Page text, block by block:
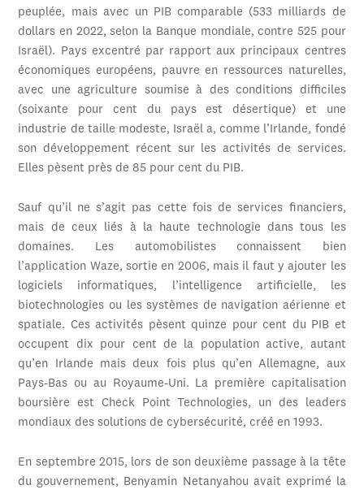
peuplée, mais avec un PIB comparable (533 milliards de
dollars en 2022, selon la Banque mondiale, contre 525 pour
Israël). Pays excentré par rapport aux principaux centres
économiques européens, pauvre en ressources naturelles,
avec une agriculture soumise à des conditions difficiles
(soixante pour cent du pays est désertique) et une
industrie de taille modeste, Israël a, comme l’Irlande, fondé
son développement récent sur les activités de services.
Elles pèsent près de 85 pour cent du PIB.
Sauf qu’il ne s’agit pas cette fois de services financiers,
mais de ceux liés à la haute technologie dans tous les
domaines. Les automobilistes connaissent bien
l’application Waze, sortie en 2006, mais il faut y ajouter les
logiciels informatiques, l’intelligence artificielle, les
biotechnologies ou les systèmes de navigation aérienne et
spatiale. Ces activités pèsent quinze pour cent du PIB et
occupent dix pour cent de la population active, autant
qu’en Irlande mais deux fois plus qu’en Allemagne, aux
Pays-Bas ou au Royaume-Uni. La première capitalisation
boursière est Check Point Technologies, un des leaders
mondiaux des solutions de cybersécurité, créé en 1993.
En septembre 2015, lors de son deuxième passage à la tête
du gouvernement, Benyamin Netanyahou avait exprimé la